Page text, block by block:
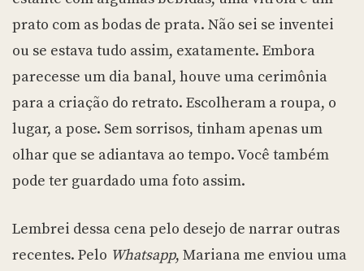
prato com as bodas de prata. Não sei se inventei
ou se estava tudo assim, exatamente. Embora
parecesse um dia banal, houve uma cerimônia
para a criação do retrato. Escolheram a roupa, o
lugar, a pose. Sem sorrisos, tinham apenas um
olhar que se adiantava ao tempo. Você também
pode ter guardado uma foto assim.
Lembrei dessa cena pelo desejo de narrar outras
recentes. Pelo Whatsapp, Mariana me enviou uma